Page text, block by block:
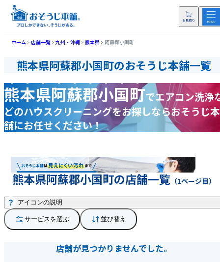
ホーム 店舗一覧 九州・沖縄 熊本県 阿蘇郡小国町
熊本県阿蘇郡小国町のおそうじ本舗一覧
熊本県阿蘇郡小国町でエアコン洗浄
どのハウスクリーニングをお探しならおそうじ本
舗にお任せください！
熊本県阿蘇郡小国町の店舗一覧 （1ページ目）
サービスを選ぶ 並び替え
アイコンの説明
店舗が見つかりませんでした。